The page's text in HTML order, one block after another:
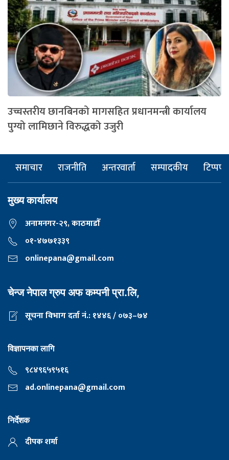
उच्चस्तरीय छानबिनको मागसहित प्रधानमन्त्री कार्यालय
पुग्यो लामिछाने विरुद्धको उजुरी
समाचार राजनीति अन्तरवार्ता सम्पादकीय टिप्पणी
मुख्य कार्यालय
अनामनगर-२९, काठमाडाैँ
०१-४७७१३३९
onlinepana@gmail.com
चेन्ज नेपाल ग्रुप अफ कम्पनी प्रा.लि,
सूचना विभाग दर्ता नं.: १४४६ / ०७३–७४
विज्ञापनका लागि
९८४९६५९५१६
ad.onlinepana@gmail.com
निर्देशक
दीपक शर्मा